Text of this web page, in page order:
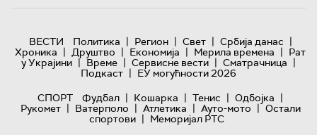
ВЕСТИ Политика | Регион | Свет | Србија данас |
Хроника | Друштво | Економија | Мерила времена | Рат
у Украјини | Време | Сервисне вести | Сматрачница |
Подкаст | ЕУ могућности 2026
СПОРТ
Фудбал | Кошарка | Тенис | Одбојка |
Рукомет | Ватерполо | Атлетика | Ауто-мото | Остали
спортови | Меморијал РТС